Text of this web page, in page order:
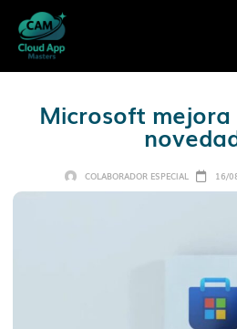
Microsoft mejora
COLABORADOR ESPECIAL 16/